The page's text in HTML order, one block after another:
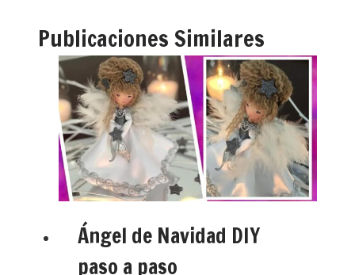
Publicaciones Similares
Ángel de Navidad DIY
paso a paso